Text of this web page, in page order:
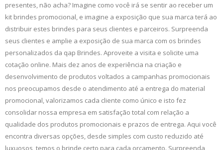
presentes, não acha? Imagine como você irá se sentir ao receber um
kit brindes promocional, e imagine a exposição que sua marca terá ao
distribuir estes brindes para seus clientes e parceiros. Surpreenda
seus clientes e amplie a exposição de sua marca com os brindes
personalizados da qap Brindes. Aproveite a visita e solicite uma
cotação online. Mais dez anos de experiência na criação e
desenvolvimento de produtos voltados a campanhas promocionais
nos preocupamos desde o atendimento até a entrega do material
promocional, valorizamos cada cliente como único e isto fez
consolidar nossa empresa em satisfação total com relação a
qualidade dos produtos promocionais e prazos de entrega. Aqui você
encontra diversas opções, desde simples com custo reduzido até
luxuosos, temos o brinde certo para cada orçamento. Surpreenda